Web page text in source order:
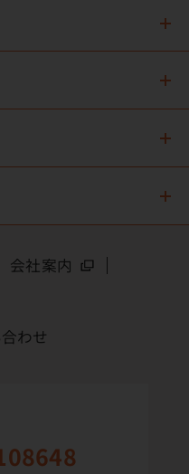
会社案内
わせ